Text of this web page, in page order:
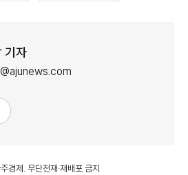
기자
제. 무단전재·재배포 금지